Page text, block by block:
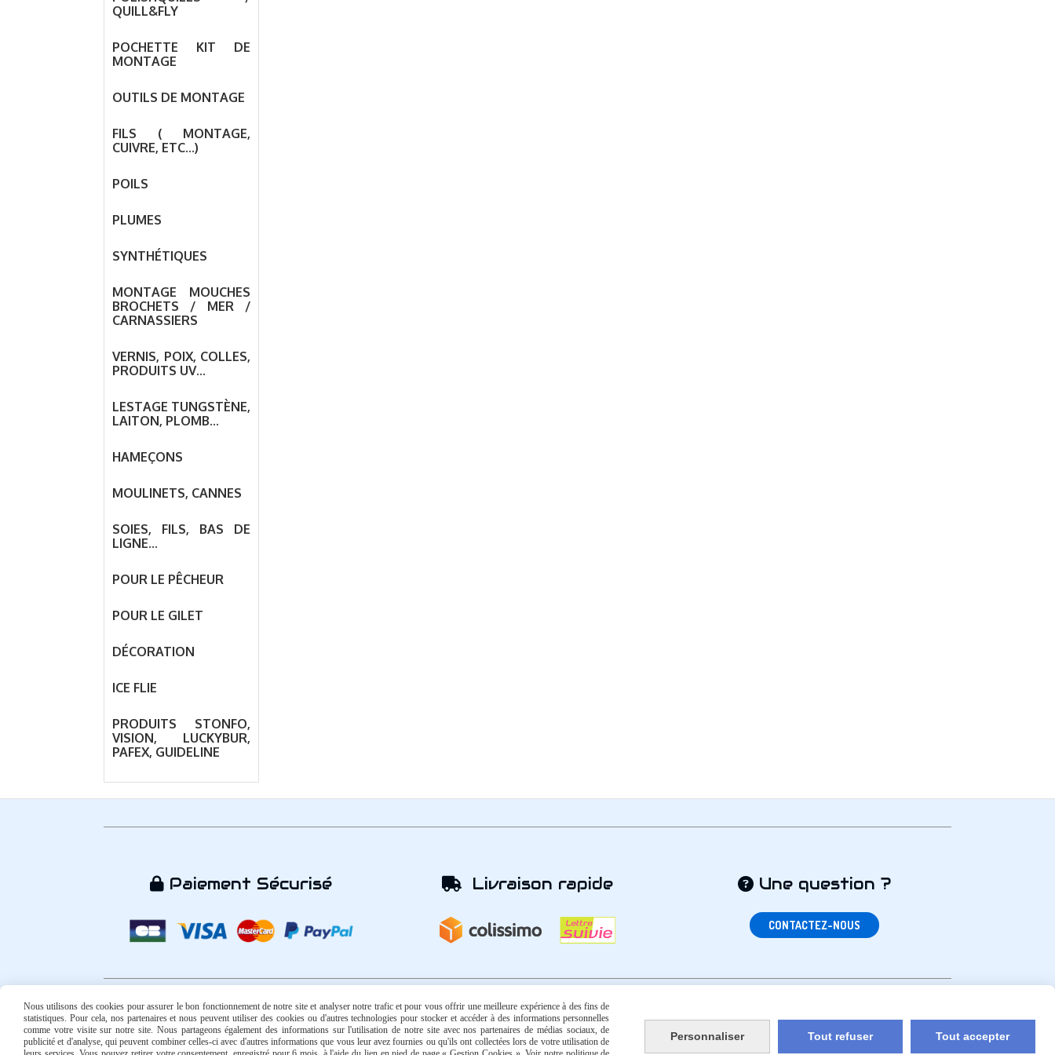
QUILL&FLY
POCHETTE KIT DE
MONTAGE
OUTILS DE MONTAGE
FILS ( MONTAGE,
CUIVRE, ETC...)
POILS
PLUMES
SYNTHÉTIQUES
MONTAGE MOUCHES
BROCHETS / MER /
CARNASSIERS
VERNIS, POIX, COLLES,
PRODUITS UV...
LESTAGE TUNGSTÈNE,
LAITON, PLOMB...
HAMEÇONS
MOULINETS, CANNES
SOIES, FILS, BAS DE
LIGNE...
POUR LE PÊCHEUR
POUR LE GILET
DÉCORATION
ICE FLIE
PRODUITS STONFO,
VISION, LUCKYBUR,
PAFEX, GUIDELINE
Paiement Sécurisé Livraison rapide Une question ?
CONTACTEZ-NOUS
Facebook est désactivé. Autoriser
Mentions Légales Conditions générales de vente Politique de confidentialité Gestion cookies Mon Compte
Nous utilisons des cookies pour assurer le bon fonctionnement de notre site et analyser notre trafic et pour vous offrir une meilleure expérience à des fins de
statistiques. Pour cela, nos partenaires et nous peuvent utiliser des cookies ou d'autres technologies pour stocker et accéder à des informations personnelles
comme votre visite sur notre site. Nous partageons également des informations sur l'utilisation de notre site avec nos partenaires de médias sociaux, de
publicité et d'analyse, qui peuvent combiner celles-ci avec d'autres informations que vous leur avez fournies ou qu'ils ont collectées lors de votre utilisation de
Personnaliser Tout refuser Tout accepter